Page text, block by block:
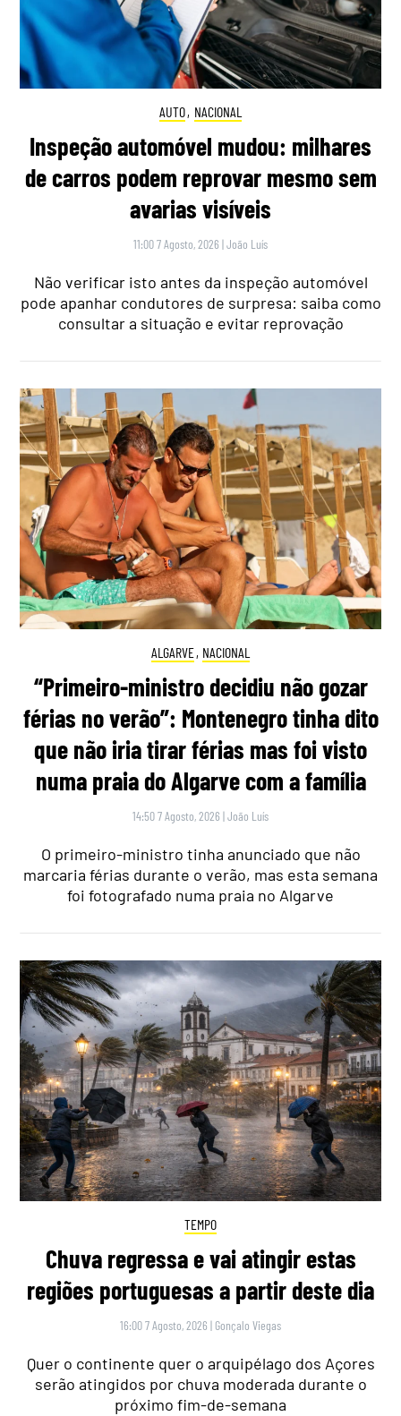
AUTO, NACIONAL
Inspeção automóvel mudou: milhares
de carros podem reprovar mesmo sem
avarias visíveis
11:00 7 Agosto, 2026 |João Luís
Não verificar isto antes da inspeção automóvel
pode apanhar condutores de surpresa: saiba como
consultar a situação e evitar reprovação
ALGARVE, NACIONAL
“Primeiro-ministro decidiu não gozar
férias no verão”: Montenegro tinha dito
que não iria tirar férias mas foi visto
numa praia do Algarve com a família
14:50 7 Agosto, 2026 |João Luís
O primeiro-ministro tinha anunciado que não
marcaria férias durante o verão, mas esta semana
foi fotografado numa praia no Algarve
TEMPO
Chuva regressa e vai atingir estas
regiões portuguesas a partir deste dia
16:00 7 Agosto, 2026 | Gonçalo Viegas
Quer o continente quer o arquipélago dos Açores
serão atingidos por chuva moderada durante o
próximo fim-de-semana